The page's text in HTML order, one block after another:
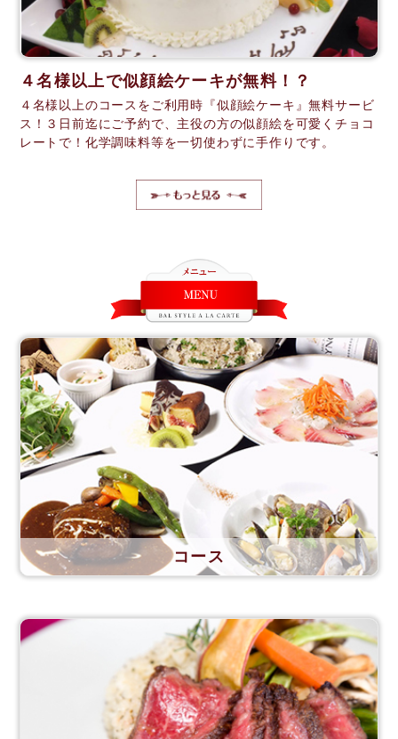
４名様以上で似顔絵ケーキが無料！？
４名様以上のコースをご利用時『似顔絵ケーキ』無料サービ
ス！３日前迄にご予約で、主役の方の似顔絵を可愛くチョコ
レートで！化学調味料等を一切使わずに手作りです。
コース